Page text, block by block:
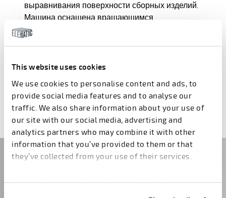
This website uses cookies
We use cookies to personalise content and ads, to
provide social media features and to analyse our
traffic. We also share information about your use of
our site with our social media, advertising and
analytics partners who may combine it with other
information that you’ve provided to them or that
they’ve collected from your use of their services.
You can change cookie preferences from the
выравнивания поверхности сборных изделий.
Машина оснащена вращающимся
механизмом с вращающимся стальным
ЧИТАТЬ ДАЛЕЕ
У вас есть вопросы?
Свяжитесь с нами!